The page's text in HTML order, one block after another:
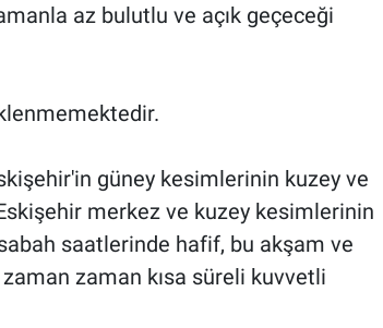
az bulutlu ve açık geçeceği
güney kesimlerinin kuzey ve
merkez ve kuzey kesimlerinin
saatlerinde hafif, bu akşam ve
zaman kısa süreli kuvvetli